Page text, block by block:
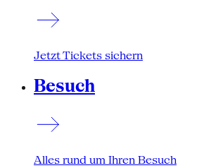
Jetzt Tickets sichern
Besuch
Alles rund um Ihren Besuch